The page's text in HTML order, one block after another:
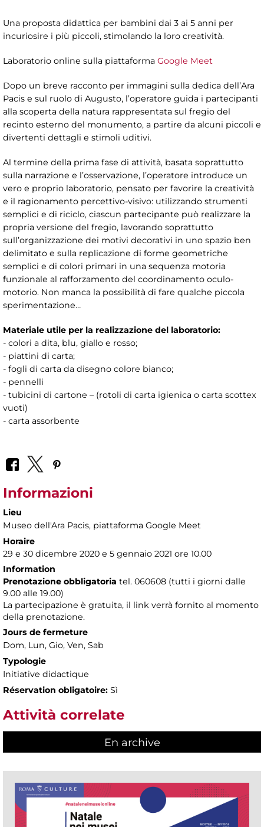
Una proposta didattica per bambini dai 3 ai 5 anni per
incuriosire i più piccoli, stimolando la loro creatività.
Laboratorio online sulla piattaforma Google Meet
Dopo un breve racconto per immagini sulla dedica dell’Ara
Pacis e sul ruolo di Augusto, l’operatore guida i partecipanti
alla scoperta della natura rappresentata sul fregio del
recinto esterno del monumento, a partire da alcuni piccoli e
divertenti dettagli e stimoli uditivi.
Al termine della prima fase di attività, basata soprattutto
sulla narrazione e l’osservazione, l’operatore introduce un
vero e proprio laboratorio, pensato per favorire la creatività
e il ragionamento percettivo-visivo: utilizzando strumenti
semplici e di riciclo, ciascun partecipante può realizzare la
propria versione del fregio, lavorando soprattutto
sull’organizzazione dei motivi decorativi in uno spazio ben
delimitato e sulla replicazione di forme geometriche
semplici e di colori primari in una sequenza motoria
funzionale al rafforzamento del coordinamento oculo-
motorio. Non manca la possibilità di fare qualche piccola
sperimentazione…
Materiale utile per la realizzazione del laboratorio:
- colori a dita, blu, giallo e rosso;
- piattini di carta;
- fogli di carta da disegno colore bianco;
- pennelli
- tubicini di cartone – (rotoli di carta igienica o carta scottex
vuoti)
- carta assorbente
Informazioni
Lieu
Museo dell'Ara Pacis, piattaforma Google Meet
Horaire
29 e 30 dicembre 2020 e 5 gennaio 2021 ore 10.00
Information
Prenotazione obbligatoria tel. 060608 (tutti i giorni dalle
9.00 alle 19.00)
La partecipazione è gratuita, il link verrà fornito al momento
della prenotazione.
Jours de fermeture
Dom, Lun, Gio, Ven, Sab
Typologie
Initiative didactique
Réservation obligatoire: Sì
Attività correlate
En archive